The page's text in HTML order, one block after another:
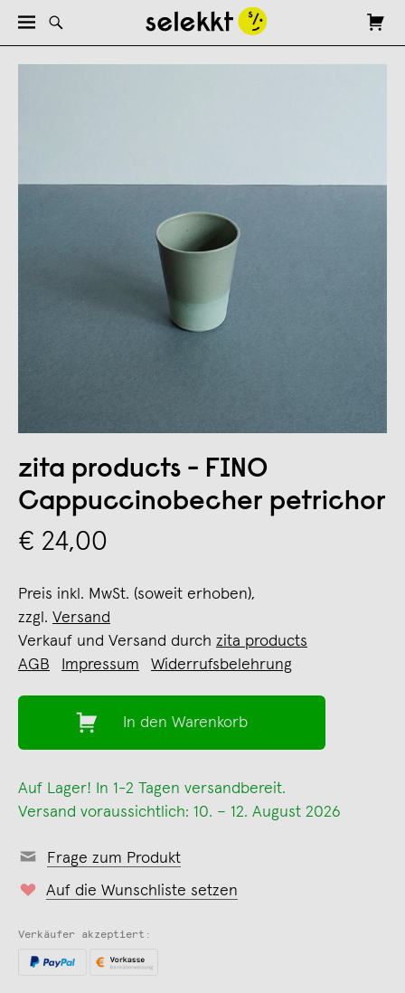
zita products - FINO
Cappuccinobecher petrichor
€ 24,00
Preis inkl. MwSt. (soweit erhoben),
zzgl. Versand
Verkauf und Versand durch zita products
AGB
Impressum Widerrufsbelehrung
In den Warenkorb
Auf Lager! In 1-2 Tagen versandbereit.
Versand voraussichtlich: 10. – 12. August 2026
Frage zum Produkt
Auf die Wunschliste setzen
Verkäufer akzeptiert: